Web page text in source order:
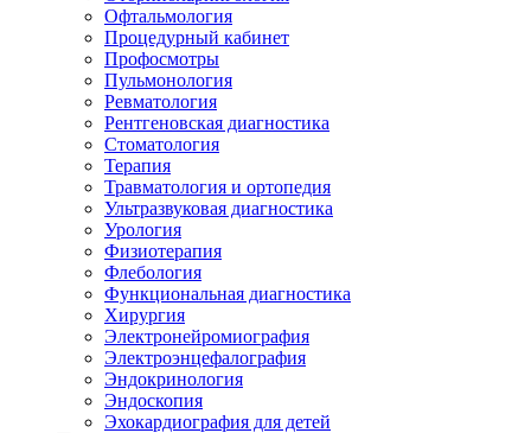
Офтальмология
Процедурный кабинет
Профосмотры
Пульмонология
Ревматология
Рентгеновская диагностика
Стоматология
Терапия
Травматология и ортопедия
Ультразвуковая диагностика
Урология
Физиотерапия
Флебология
Функциональная диагностика
Хирургия
Электронейромиография
Электроэнцефалография
Эндокринология
Эндоскопия
Эхокардиография для детей